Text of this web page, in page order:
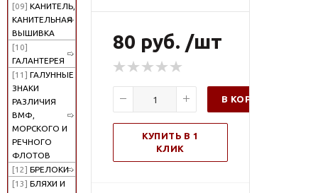
[09] КАНИТЕЛЬ,
КАНИТЕЛЬНАЯ
ВЫШИВКА
[10]
ГАЛАНТЕРЕЯ
[11] ГАЛУННЫЕ
ЗНАКИ
РАЗЛИЧИЯ
ВМФ,
МОРСКОГО И
РЕЧНОГО
ФЛОТОВ
[12] БРЕЛОКИ
[13] БЛЯХИ И
80 руб. /шт
В КОРЗИНУ
КУПИТЬ В 1
КЛИК